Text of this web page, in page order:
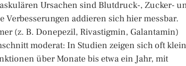
Ursachen sind Blutdruck-, Zucker-
addieren sich hier messbar.
(z. B. Donepezil, Rivastigmin, Galantamin)
moderat: In Studien zeigen sich oft
über Monate bis etwa ein Jahr, mit